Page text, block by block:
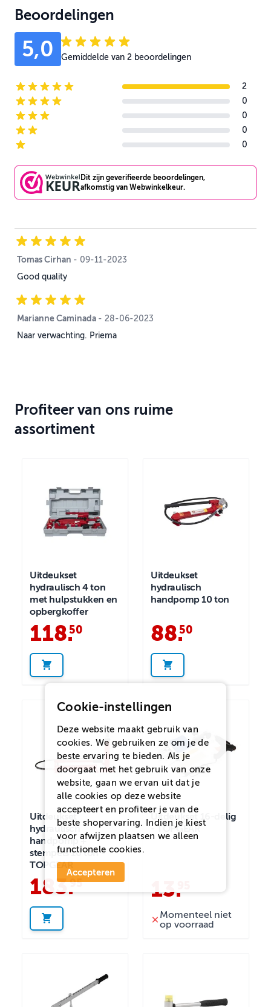
Beoordelingen
5,0 Gemiddelde van 2 beoordelingen
5-star reviews
2
4-star reviews
0
3-star reviews
0
2-star reviews
0
1-star reviews
0
Dit zijn geverifieerde beoordelingen,
afkomstig van Webwinkelkeur.
Tomas Cirhan - 9 november 2023
09-11-2023
Good quality
Marianne Caminada - 28 juni 2023
28-06-2023
Naar verwachting. Priema
Profiteer van ons ruime
assortiment
Uitdeukset
hydraulisch 4 ton
met hulpstukken en
opbergkoffer
118.
50
Uitdeukset
hydraulisch
handpomp 10 ton
88.
50
Uitdeukset
hydraulisch
handpomp +
stempels 10 ton -
TOPGEAR
183.95
Uitdeukset 16-delig
- TOPGEAR
13.
Momenteel niet
op voorraad
Cookie-instellingen
Deze website maakt gebruik van
cookies. We gebruiken ze om je de
beste ervaring te bieden. Als je
doorgaat met het gebruik van onze
website, gaan we ervan uit dat je
alle cookies op deze website
accepteert en profiteer je van de
beste shopervaring. Indien je kiest
voor afwijzen plaatsen we alleen
functionele cookies.
Accepteren